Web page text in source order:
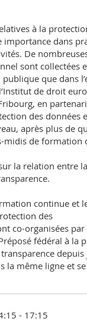
à la
importance dans
De
sont collectées
que dans
de droit
en
des données
après plus de
midis de formation
la relation entre
continue et
des
co-organisées
fédéral à la
la même ligne et
- 17:15